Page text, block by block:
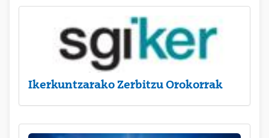
Ikerkuntzarako Zerbitzu Orokorrak